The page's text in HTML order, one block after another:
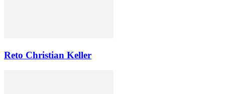
Reto Christian Keller